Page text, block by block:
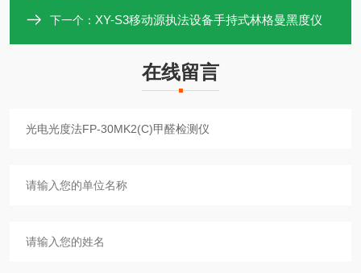
下一个： XY-S3移动源执法设备手持式林格曼黑度仪​
在线留言